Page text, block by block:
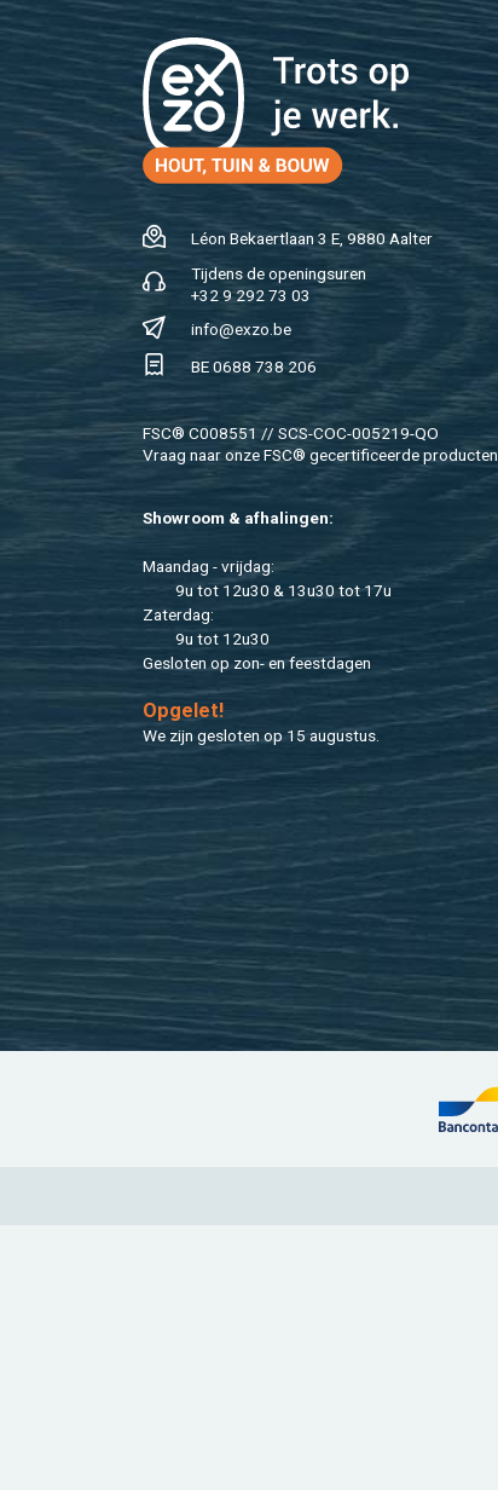
Léon Be­kaert­laan 3 E, 9880 Aal­ter
Tij­dens de ope­nings­uren
+32 9 292 73 03
info@​exzo.​be
BE 0688 738 206
FSC® C008551 // SCS-COC-005219-QO
Vraag naar onze FSC® ge­cer­ti­fi­ceer­de pro­duc­ten.
Show­room & af­ha­lin­gen:
Maan­dag - vrij­dag:
9u tot 12u30 & 13u30 tot 17u
Za­ter­dag:
9u tot 12u30
Ge­slo­ten op zon- en feest­da­gen
Op­ge­let!
We zijn ge­slo­ten op 15 au­gus­tus.